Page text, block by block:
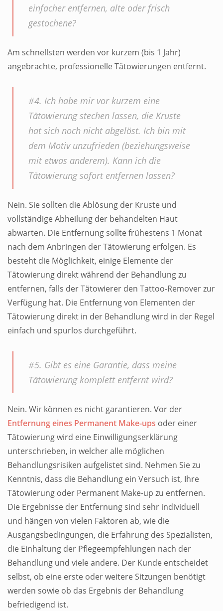
einfacher entfernen, alte oder frisch
gestochene?
Am schnellsten werden vor kurzem (bis 1 Jahr)
angebrachte, professionelle Tätowierungen entfernt.
#4. Ich habe mir vor kurzem eine
Tätowierung stechen lassen, die Kruste
hat sich noch nicht abgelöst. Ich bin mit
dem Motiv unzufrieden (beziehungsweise
mit etwas anderem). Kann ich die
Tätowierung sofort entfernen lassen?
Nein. Sie sollten die Ablösung der Kruste und
vollständige Abheilung der behandelten Haut
abwarten. Die Entfernung sollte frühestens 1 Monat
nach dem Anbringen der Tätowierung erfolgen. Es
besteht die Möglichkeit, einige Elemente der
Tätowierung direkt während der Behandlung zu
entfernen, falls der Tätowierer den Tattoo-Remover zur
Verfügung hat. Die Entfernung von Elementen der
Tätowierung direkt in der Behandlung wird in der Regel
einfach und spurlos durchgeführt.
#5. Gibt es eine Garantie, dass meine
Tätowierung komplett entfernt wird?
Nein. Wir können es nicht garantieren. Vor der
Entfernung eines Permanent Make-ups oder einer
Tätowierung wird eine Einwilligungserklärung
unterschrieben, in welcher alle möglichen
Behandlungsrisiken aufgelistet sind. Nehmen Sie zu
Kenntnis, dass die Behandlung ein Versuch ist, Ihre
Tätowierung oder Permanent Make-up zu entfernen.
Die Ergebnisse der Entfernung sind sehr individuell
und hängen von vielen Faktoren ab, wie die
Ausgangsbedingungen, die Erfahrung des Spezialisten,
die Einhaltung der Pflegeempfehlungen nach der
Behandlung und viele andere. Der Kunde entscheidet
selbst, ob eine erste oder weitere Sitzungen benötigt
werden sowie ob das Ergebnis der Behandlung
befriedigend ist.